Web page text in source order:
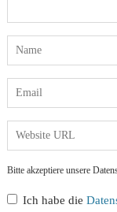
Bitte akzeptiere unsere
Ich habe die